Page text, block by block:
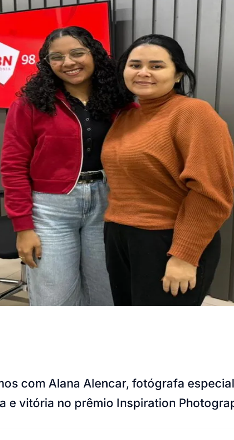
com Alana Alencar, fotógrafa
e vitória no prêmio Inspiration